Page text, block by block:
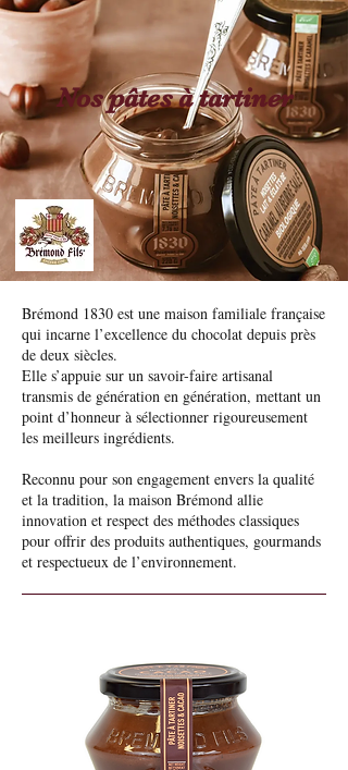
Nos pâtes à tartiner
Brémond 1830 est une maison familiale française
qui incarne l’excellence du chocolat depuis près
de deux siècles.
Elle s’appuie sur un savoir-faire artisanal
transmis de génération en génération, mettant un
point d’honneur à sélectionner rigoureusement
les meilleurs ingrédients.
Reconnu pour son engagement envers la qualité
et la tradition, la maison Brémond allie
innovation et respect des méthodes classiques
pour offrir des produits authentiques, gourmands
et respectueux de l’environnement.